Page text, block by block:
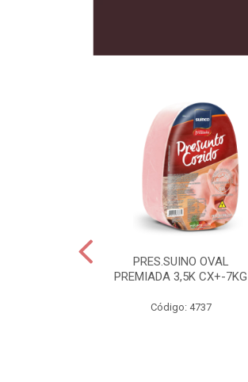
PRES.SUINO OVAL
PREMIADA 3,5K CX+-7KG
Código: 4737